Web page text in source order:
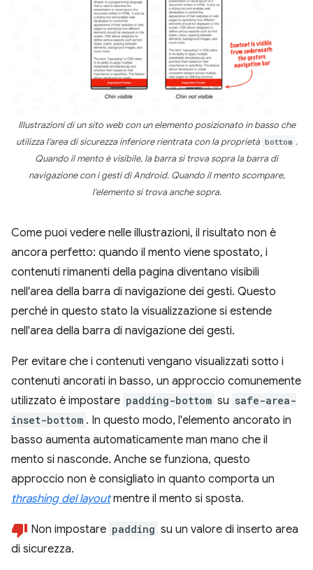
Illustrazioni di un sito web con un elemento posizionato in basso che
utilizza l'area di sicurezza inferiore rientrata con la proprietà bottom .
Quando il mento è visibile, la barra si trova sopra la barra di
navigazione con i gesti di Android. Quando il mento scompare,
l'elemento si trova anche sopra.
Come puoi vedere nelle illustrazioni, il risultato non è
ancora perfetto: quando il mento viene spostato, i
contenuti rimanenti della pagina diventano visibili
nell'area della barra di navigazione dei gesti. Questo
perché in questo stato la visualizzazione si estende
nell'area della barra di navigazione dei gesti.
Per evitare che i contenuti vengano visualizzati sotto i
contenuti ancorati in basso, un approccio comunemente
utilizzato è impostare padding-bottom su safe-area-
inset-bottom . In questo modo, l'elemento ancorato in
basso aumenta automaticamente man mano che il
mento si nasconde. Anche se funziona, questo
approccio non è consigliato in quanto comporta un
thrashing del layoutmentre il mento si sposta.
Non impostare padding su un valore di inserto area
di sicurezza.